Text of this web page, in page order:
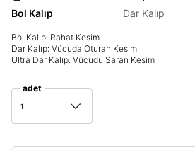
Bol Kalıp Dar Kalıp
Bol Kalıp: Rahat Kesim
Dar Kalıp: Vücuda Oturan Kesim
Ultra Dar Kalıp: Vücudu Saran Kesim
adet
1
Ad*